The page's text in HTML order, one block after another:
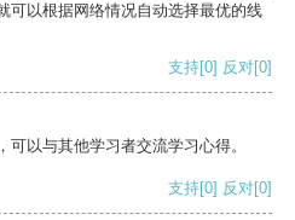
可以根据网络情况自动选择最优的线
支持[0] 反对[0]
以与其他学习者交流学习心得。
支持[0] 反对[0]